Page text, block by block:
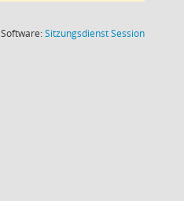
Software:SitzungsdienstSession(Wird in